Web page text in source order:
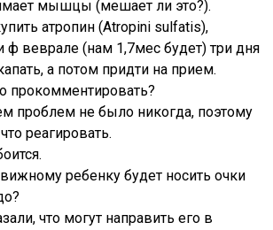
мышцы (мешает ли это?).
атропин (Atropini sulfatis),
ф веврале (нам 1,7мес будет) три дня
а потом придти на прием.
прокомментировать?
проблем не было никогда, поэтому
реагировать.
ребенку будет носить очки
что могут направить его в